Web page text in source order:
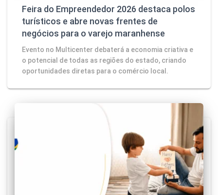
Feira do Empreendedor 2026 destaca polos
turísticos e abre novas frentes de
negócios para o varejo maranhense
Evento no Multicenter debaterá a economia criativa e
o potencial de todas as regiões do estado, criando
oportunidades diretas para o comércio local.